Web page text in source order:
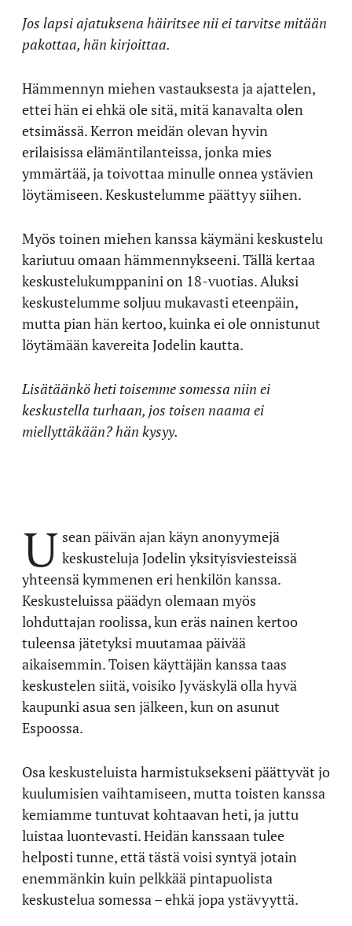
Jos lapsi ajatuksena häiritsee nii ei tarvitse mitään
pakottaa, hän kirjoittaa.
Hämmennyn miehen vastauksesta ja ajattelen,
ettei hän ei ehkä ole sitä, mitä kanavalta olen
etsimässä. Kerron meidän olevan hyvin
erilaisissa elämäntilanteissa, jonka mies
ymmärtää, ja toivottaa minulle onnea ystävien
löytämiseen. Keskustelumme päättyy siihen.
Myös toinen miehen kanssa käymäni keskustelu
kariutuu omaan hämmennykseeni. Tällä kertaa
keskustelukumppanini on 18-vuotias. Aluksi
keskustelumme soljuu mukavasti eteenpäin,
mutta pian hän kertoo, kuinka ei ole onnistunut
löytämään kavereita Jodelin kautta.
Lisätäänkö heti toisemme somessa niin ei
keskustella turhaan, jos toisen naama ei
miellyttäkään? hän kysyy.
U sean päivän ajan käyn anonyymejä
keskusteluja Jodelin yksityisviesteissä
yhteensä kymmenen eri henkilön kanssa.
Keskusteluissa päädyn olemaan myös
lohduttajan roolissa, kun eräs nainen kertoo
tuleensa jätetyksi muutamaa päivää
aikaisemmin. Toisen käyttäjän kanssa taas
keskustelen siitä, voisiko Jyväskylä olla hyvä
kaupunki asua sen jälkeen, kun on asunut
Espoossa.
Osa keskusteluista harmistuksekseni päättyvät jo
kuulumisien vaihtamiseen, mutta toisten kanssa
kemiamme tuntuvat kohtaavan heti, ja juttu
luistaa luontevasti. Heidän kanssaan tulee
helposti tunne, että tästä voisi syntyä jotain
enemmänkin kuin pelkkää pintapuolista
keskustelua somessa – ehkä jopa ystävyyttä.